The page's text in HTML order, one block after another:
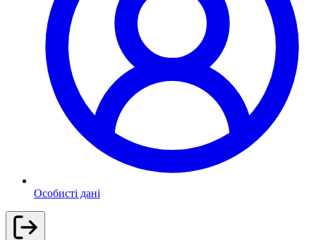
Особисті дані